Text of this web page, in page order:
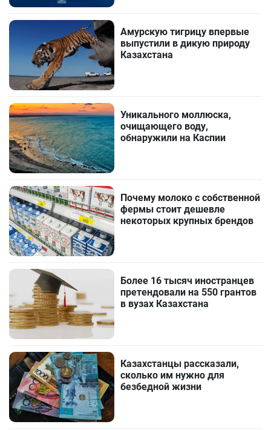
Амурскую тигрицу впервые
выпустили в дикую природу
Казахстана
Уникального моллюска,
очищающего воду,
обнаружили на Каспии
Почему молоко с собственной
фермы стоит дешевле
некоторых крупных брендов
Более 16 тысяч иностранцев
претендовали на 550 грантов
в вузах Казахстана
Казахстанцы рассказали,
сколько им нужно для
безбедной жизни